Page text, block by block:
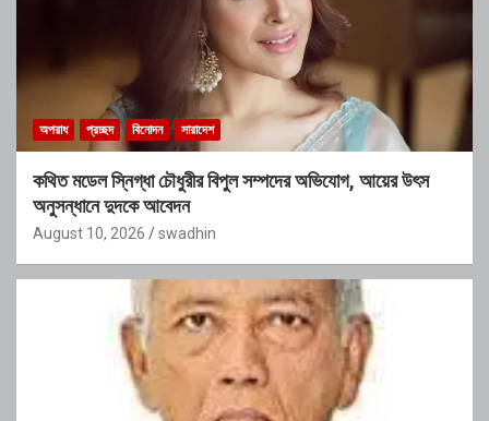
অপরাধ প্রচ্ছদ বিনোদন সারাদেশ
কথিত মডেল স্নিগ্ধা চৌধুরীর বিপুল সম্পদের অভিযোগ, আয়ের উৎস
অনুসন্ধানে দুদকে আবেদন
August 10, 2026 swadhin